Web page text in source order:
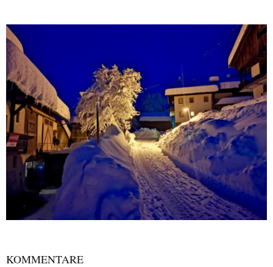
KOMMENTARE